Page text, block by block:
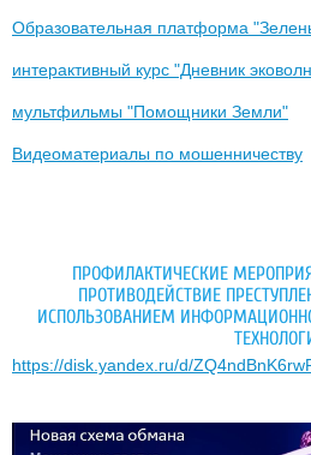
Образовательная платформа
интерактивный курс "Дневник
мультфильмы "Помощники Земли"
Видеоматериалы по мошенничеству
ПРОФИЛАКТИЧЕСКИЕ
ПРОТИВОДЕЙСТВИЕ
ИСПОЛЬЗОВАНИЕМ
https://disk.yandex.ru/d/